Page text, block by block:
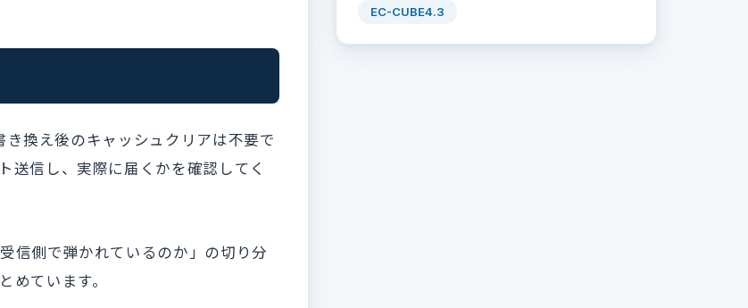
換え後のキャッシュクリアは不要で
送信し、実際に届くかを確認してく
信側で弾かれているのか」の切り分
めています。
EC-CUBE4.3